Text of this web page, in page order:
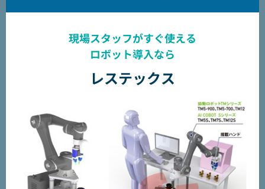
現場スタッフがすぐ使える
ロボット導入なら
レステックス